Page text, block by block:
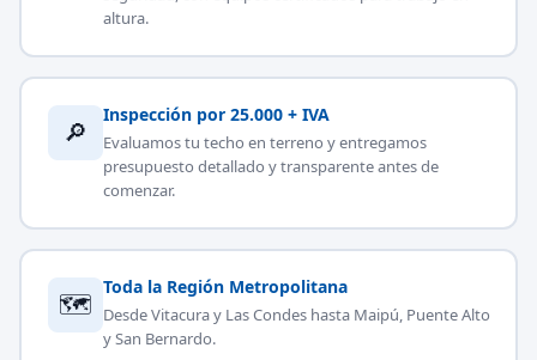
altura.
🔎
Inspección por 25.000 + IVA
Evaluamos tu techo en terreno y entregamos
presupuesto detallado y transparente antes de
comenzar.
🗺
Toda la Región Metropolitana
Desde Vitacura y Las Condes hasta Maipú, Puente Alto
y San Bernardo.